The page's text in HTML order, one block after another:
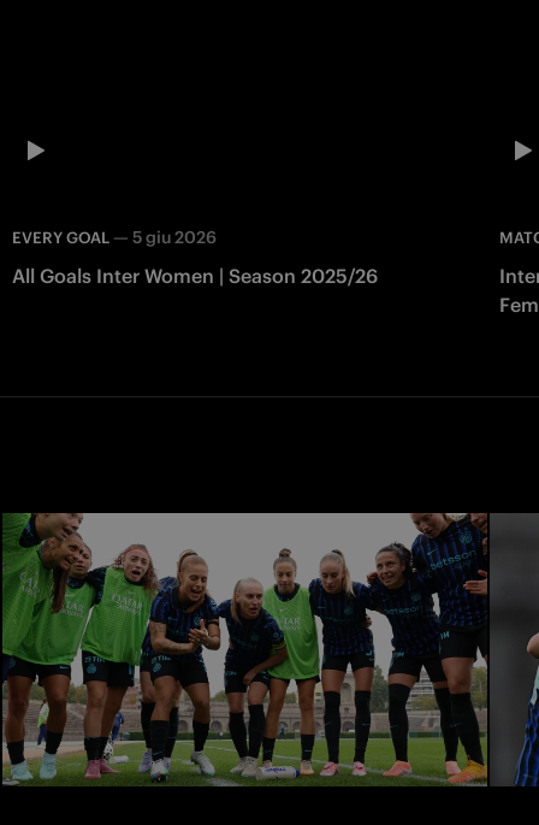
EVERY GOAL — 5 giu 2026
All Goals Inter Women | Season 2025/26